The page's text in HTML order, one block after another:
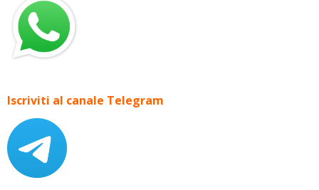
Iscriviti al canale Telegram